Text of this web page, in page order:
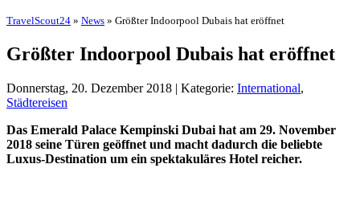
TravelScout24 » News » Größter Indoorpool Dubais hat eröffnet
Größter Indoorpool Dubais hat eröffnet
Donnerstag, 20. Dezember 2018 | Kategorie: International,
Städtereisen
Das Emerald Palace Kempinski Dubai hat am 29. November
2018 seine Türen geöffnet und macht dadurch die beliebte
Luxus-Destination um ein spektakuläres Hotel reicher.